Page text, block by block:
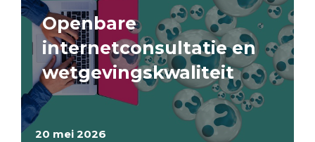
20 mei 2026
Openbare
internetconsultatie en
wetgevingskwaliteit